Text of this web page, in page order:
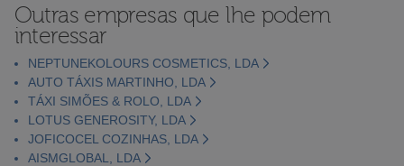
Outras empresas que lhe podem
interessar
NEPTUNEKOLOURS COSMETICS, LDA
AUTO TÁXIS MARTINHO, LDA
TÁXI SIMÕES & ROLO, LDA
LOTUS GENEROSITY, LDA
JOFICOCEL COZINHAS, LDA
AISMGLOBAL, LDA